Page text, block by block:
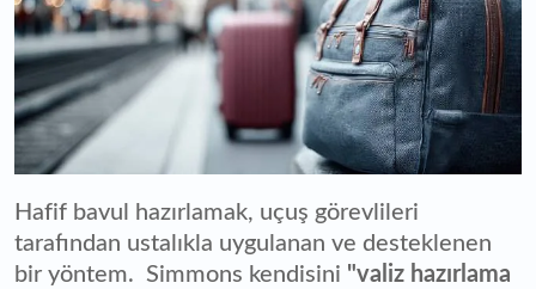
Hafif bavul hazırlamak, uçuş görevlileri
tarafından ustalıkla uygulanan ve desteklenen
bir yöntem. Simmons kendisini "valiz hazırlama